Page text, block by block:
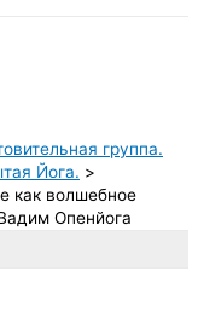
группа.
Йога.
как волшебное
Опенйога